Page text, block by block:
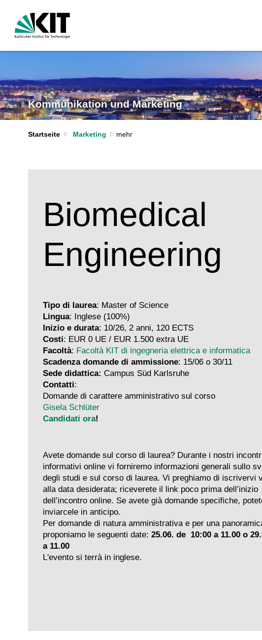
Kommunikation und Marketing
Startseite Marketing
Biomedical
Engineering
Tipo di laurea: Master of Science
Lingua: Inglese (100%)
Inizio e durata: 10/26, 2 anni, 120 ECTS
Costi: EUR 0 UE / EUR 1.500 extra UE
Facoltà: Facoltà KIT di ingegneria elettrica e informatica
Scadenza domande di ammissione: 15/06 o 30/11
Sede didattica: Campus Süd Karlsruhe
Contatti:
Domande di carattere amministrativo sul corso
Gisela Schlüter
Candidati ora!
Avete domande sul corso di laurea? Durante i nostri
informativi online vi forniremo informazioni generali sullo
degli studi e sul corso di laurea. Vi preghiamo di iscrivervi
alla data desiderata; riceverete il link poco prima dell’inizio
dell’incontro online. Se avete già domande specifiche,
inviarcele in anticipo.
Per domande di natura amministrativa e per una
proponiamo le seguenti date: 25.06. de 10:00 a 11.00 o
a 11.00
L'evento si terrà in inglese.